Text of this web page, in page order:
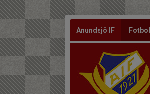
Anundsjö IF Fotboll